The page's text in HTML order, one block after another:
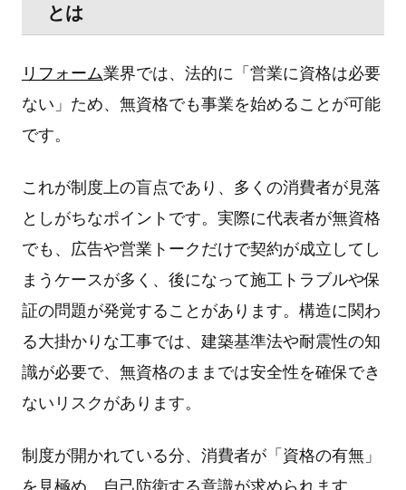
とは
リフォーム業界では、法的に「営業に資格は必要
ない」ため、無資格でも事業を始めることが可能
です。
これが制度上の盲点であり、多くの消費者が⾒落
としがちなポイントです。実際に代表者が無資格
でも、広告や営業トークだけで契約が成⽴してし
まうケースが多く、後になって施⼯トラブルや保
証の問題が発覚することがあります。構造に関わ
る⼤掛かりな⼯事では、建築基準法や耐震性の知
識が必要で、無資格のままでは安全性を確保でき
ないリスクがあります。
制度が開かれている分、消費者が「資格の有無」
を⾒極め、⾃⼰防衛する意識が求められます。